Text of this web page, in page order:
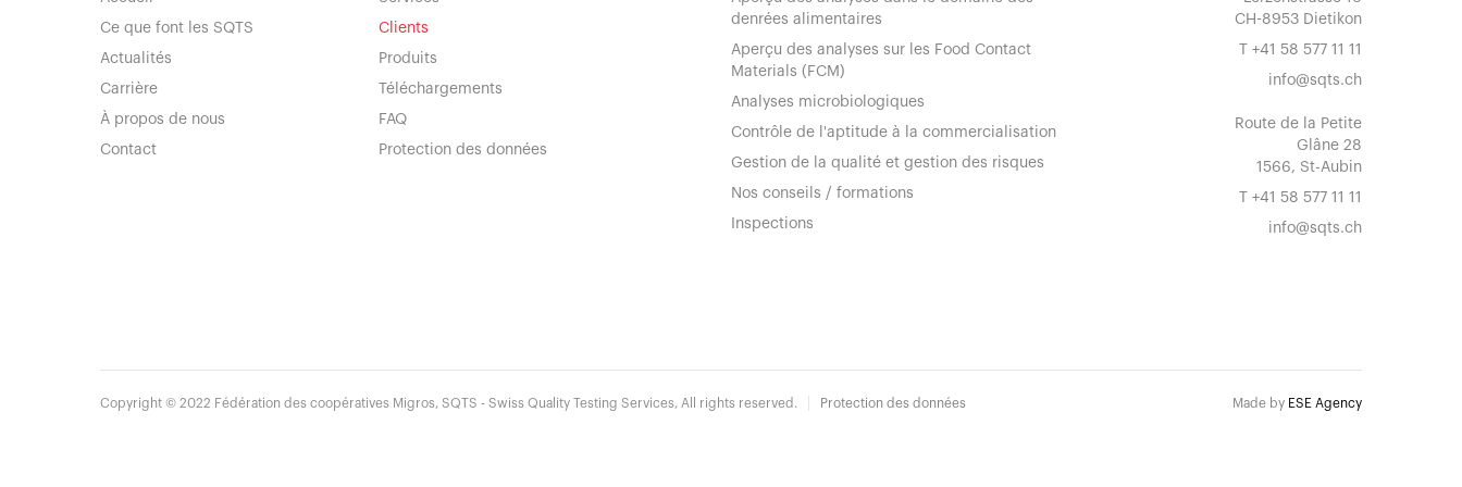
Ce que font les SQTS
Actualités
Carrière
À propos de nous
Contact
Clients
Produits
Téléchargements
FAQ
Protection des données
denrées alimentaires
Aperçu des analyses sur les Food Contact
Materials (FCM)
Analyses microbiologiques
Contrôle de l'aptitude à la commercialisation
Gestion de la qualité et gestion des risques
Nos conseils / formations
Inspections
CH-8953 Dietikon
T +41 58 577 11 11
info@sqts.ch
Route de la Petite
Glâne 28
1566, St-Aubin
T +41 58 577 11 11
info@sqts.ch
Copyright © 2022 Fédération des coopératives Migros, SQTS - Swiss Quality Testing Services, All rights reserved. Protection des données Made by ESE Agency